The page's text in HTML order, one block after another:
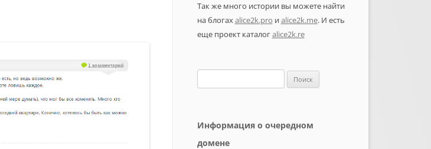
Так же много истории вы можете найти
на блогахalice2k.pro иalice2k.me. И есть
еще проект каталогalice2k.re
Информация о очередном
домене